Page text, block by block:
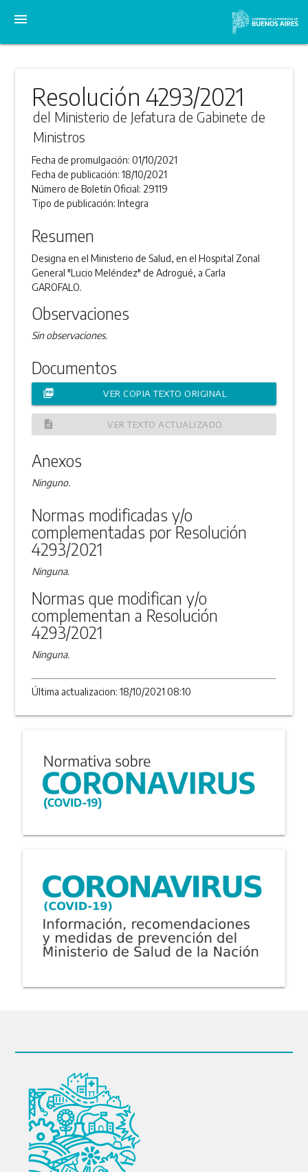
menu
Resolución 4293/2021
del Ministerio de Jefatura de Gabinete de
Ministros
Fecha de promulgación:01/10/2021
Fecha de publicación:18/10/2021
Número de Boletín Oficial: 29119
Tipo de publicación:Integra
Resumen
Designa en el Ministerio de Salud, en el Hospital Zonal
General "Lucio Meléndez" de Adrogué, a Carla
GAROFALO.
Observaciones
Sin observaciones.
Documentos
picture_as_pdf VER COPIA TEXTO ORIGINAL
description VER TEXTO ACTUALIZADO
Anexos
Ninguno.
Normas modificadas y/o
complementadas por Resolución
4293/2021
Ninguna.
Normas que modifican y/o
complementan a Resolución
4293/2021
Ninguna.
Última actualizacion: 18/10/2021 08:10